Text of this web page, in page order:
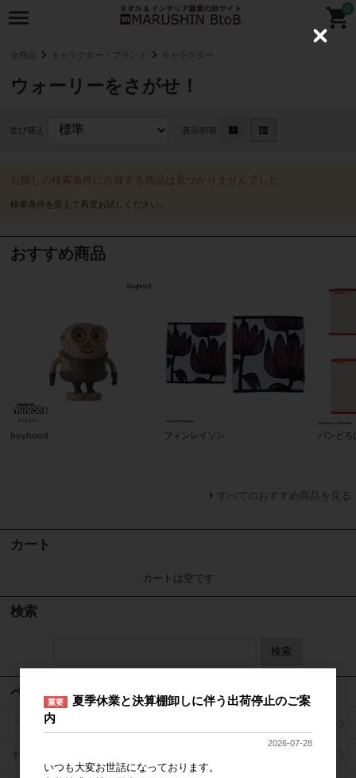
0
全商品 キャラクター・ブランド キャラクター
ウォーリーをさがせ！
並び替え 表示切替
お探しの検索条件に合致する商品は見つかりませんでした。
おすすめ商品
boyhood フィンレイソン パンどろ
すべてのおすすめ商品を見る
カート
カートは空です
検索
検索
ページメニュー
「掛け払い決済」のご案内
キャラジャン
重要
夏季休業と決算棚卸しに伴う出荷停止のご案
内
2026-07-28
いつも大変お世話になっております。
C